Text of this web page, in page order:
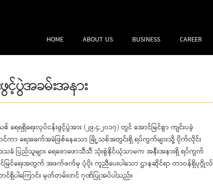
HOME ABOUT US BUSINESS CAREER
င့်ပွဲအခမ်းအနား
ရေးလုပ်ငန်းဖွင့်ပွဲအား (၂၉.၄.၂၀၁၇) တွင် အောင်မြင်စွာ ကျင်းပခဲ့
ကာ ရေအခက်အခဲဖြစ်နေသော မြို့သစ်အတွင်းရှိ ရပ်ကွက်များသို့ ပိုက်လိုင်း
သခံ ပြည်သူများ ရေဖောဖောသီသီ သုံးစွဲနိုင်ယုံသာမက အနီးအနားရှိ ရပ်ကွက်
ာင်မြင်ရေးအတွက် အဖက်ဖက်မှ ပံ့ပိုး ကူညီပေးပါသော ဌာနဆိုင်ရာ တာဝန်ရှိပုဂ္ဂိုလ်
းတင်ရှိပါကြောင်း မှတ်တမ်းတင် ဂုဏ်ပြုအပ်ပါသည်။